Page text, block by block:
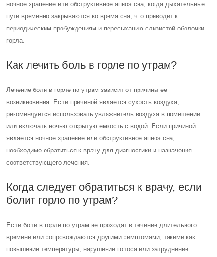
ночное храпение или обструктивное апноэ сна, когда дыхательные
пути временно закрываются во время сна, что приводит к
периодическим пробуждениям и пересыханию слизистой оболочки
горла.
Как лечить боль в горле по утрам?
Лечение боли в горле по утрам зависит от причины ее
возникновения. Если причиной является сухость воздуха,
рекомендуется использовать увлажнитель воздуха в помещении
или включать ночью открытую емкость с водой. Если причиной
является ночное храпение или обструктивное апноэ сна,
необходимо обратиться к врачу для диагностики и назначения
соответствующего лечения.
Когда следует обратиться к врачу, если
болит горло по утрам?
Если боли в горле по утрам не проходят в течение длительного
времени или сопровождаются другими симптомами, такими как
повышение температуры, нарушение голоса или затруднение